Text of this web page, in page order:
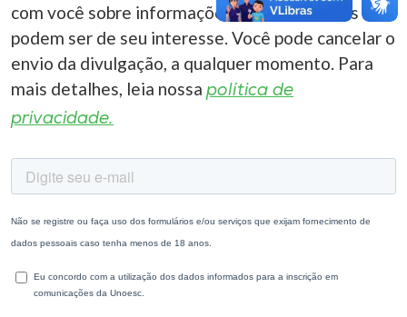
com você sobre informações correlacionadas que
podem ser de seu interesse. Você pode cancelar o
envio da divulgação, a qualquer momento. Para
mais detalhes, leia nossa política de
privacidade.